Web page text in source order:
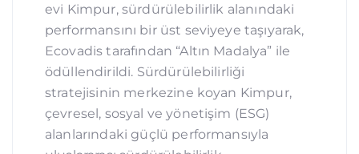
evi Kimpur, sürdürülebilirlik alanındaki
performansını bir üst seviyeye taşıyarak,
Ecovadis tarafından “Altın Madalya” ile
ödüllendirildi. Sürdürülebilirliği
stratejisinin merkezine koyan Kimpur,
çevresel, sosyal ve yönetişim (ESG)
alanlarındaki güçlü performansıyla